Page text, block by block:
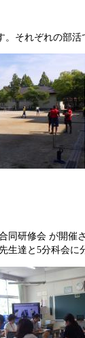
それぞれの部活
同研修会 が開催
生達と5分科会に